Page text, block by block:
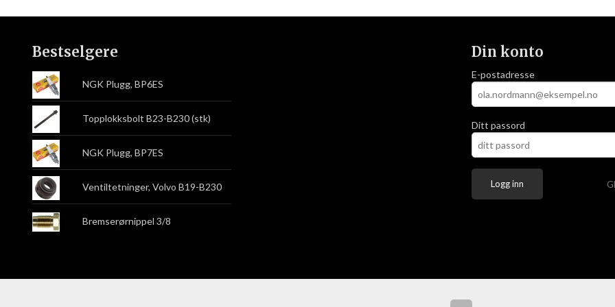
Bestselgere
NGK Plugg, BP6ES
Topplokksbolt B23-B230 (stk)
NGK Plugg, BP7ES
Ventiltetninger, Volvo B19-B230
Bremserørnippel 3/8
Din konto
E-postadresse
Ditt passord